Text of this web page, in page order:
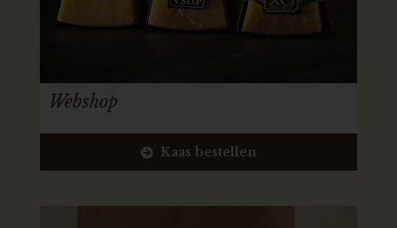
Webshop
Kaas bestellen